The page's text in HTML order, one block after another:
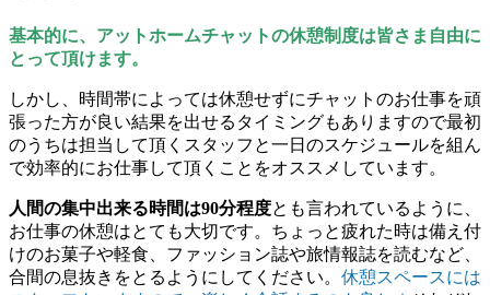
基本的に、アットホームチャットの休憩制度は皆さま自由に
とって頂けます。
しかし、時間帯によっては休憩せずにチャットのお仕事を頑
張った方が良い結果を出せるタイミングもありますので最初
のうちは担当して頂くスタッフと一日のスケジュールを組ん
で効率的にお仕事して頂くことをオススメしています。
人間の集中出来る時間は90分程度とも言われているように、
お仕事の休憩はとても大切です。ちょっと疲れた時は備え付
けのお菓子や軽食、ファッション誌や旅情報誌を読むなど、
合間の息抜きをとるようにしてください。 休憩スペースには